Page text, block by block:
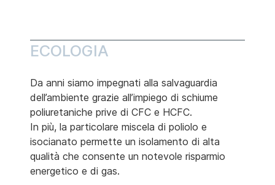
ECOLOGIA
Da anni siamo impegnati alla salvaguardia
dell’ambiente grazie all’impiego di schiume
poliuretaniche prive di CFC e HCFC.
In più, la particolare miscela di poliolo e
isocianato permette un isolamento di alta
qualità che consente un notevole risparmio
energetico e di gas.